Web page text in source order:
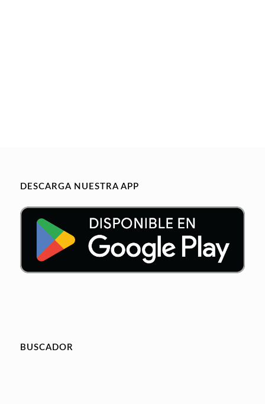
DESCARGA NUESTRA APP
BUSCADOR